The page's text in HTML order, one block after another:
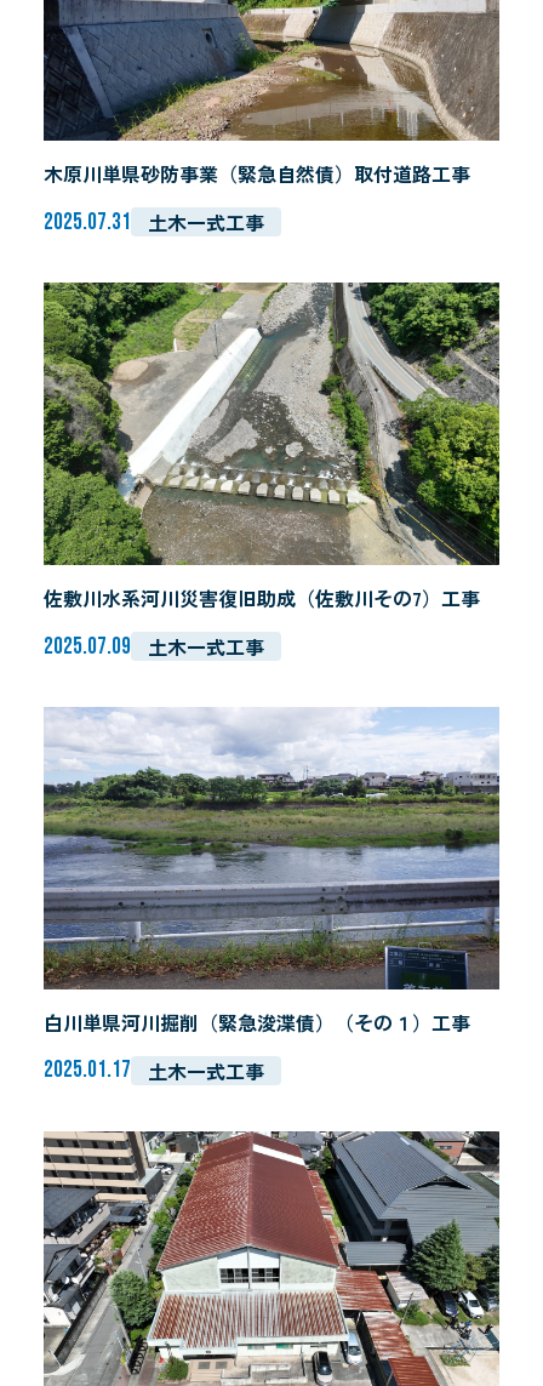
木原川単県砂防事業（緊急自然債）取付道路工事
2025.07.31 土木一式工事
佐敷川水系河川災害復旧助成（佐敷川その7）工事
2025.07.09 土木一式工事
白川単県河川掘削（緊急浚渫債）（その１）工事
2025.01.17 土木一式工事